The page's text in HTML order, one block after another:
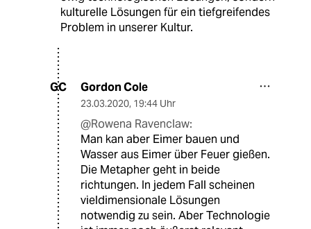
kulturelle Lösungen für ein tiefgreifendes
Problem in unserer Kultur.
GC Gordon Cole
23.03.2020, 19:44 Uhr
@Rowena Ravenclaw:
Man kan aber Eimer bauen und
Wasser aus Eimer über Feuer gießen.
Die Metapher geht in beide
richtungen. In jedem Fall scheinen
vieldimensionale Lösungen
notwendig zu sein. Aber Technologie